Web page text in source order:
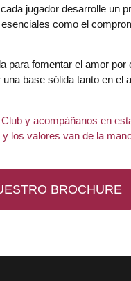
jugador desarrolle un
como el
para fomentar el amor por
base sólida tanto en el
y acompáñanos en
los valores van de la
BROCHURE